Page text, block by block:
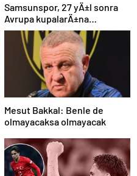
Samsunspor, 27 yÄ±l sonra
Avrupa kupalarÄ±na
katÄ±lÄ±yor
Mesut Bakkal: Benle de
olmayacaksa olmayacak